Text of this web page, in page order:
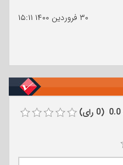
۳۰ فروردین ۱۴۰۰
۱۵:۱۱